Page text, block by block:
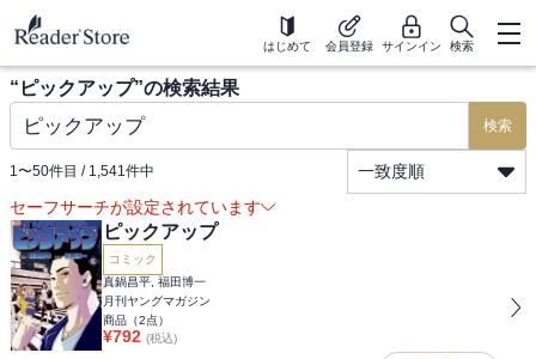
はじめて 会員登録 サインイン 検索
“ ピックアップ”の検索結果
検索
1〜50件目 / 1,541件中
一致度順
セーフサーチが設定されています
ピックアップ
コミック
真鍋昌平, 福田博一
月刊ヤングマガジン
商品（2点）
¥792 (税込)